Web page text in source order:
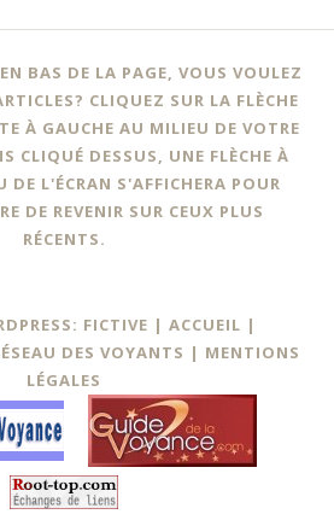
BAS DE LA PAGE, VOUS VOULEZ
CLIQUEZ SUR LA FLÈCHE
À GAUCHE AU MILIEU DE VOTRE
CLIQUÉ DESSUS, UNE FLÈCHE À
DE L'ÉCRAN S'AFFICHERA POUR
DE REVENIR SUR CEUX PLUS
RÉCENTS.
FICTIVE | ACCUEIL |
DES VOYANTS | MENTIONS
LÉGALES